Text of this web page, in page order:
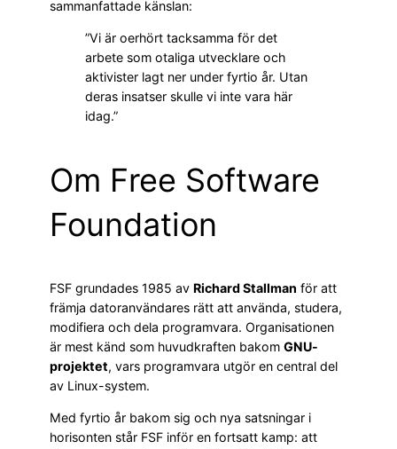
sammanfattade känslan:
”Vi är oerhört tacksamma för det
arbete som otaliga utvecklare och
aktivister lagt ner under fyrtio år. Utan
deras insatser skulle vi inte vara här
idag.”
Om Free Software
Foundation
FSF grundades 1985 av Richard Stallman för att
främja datoranvändares rätt att använda, studera,
modifiera och dela programvara. Organisationen
är mest känd som huvudkraften bakom GNU-
projektet, vars programvara utgör en central del
av Linux-system.
Med fyrtio år bakom sig och nya satsningar i
horisonten står FSF inför en fortsatt kamp: att